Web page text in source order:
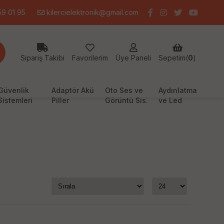
01 95 kilercielektronik@gmail.com
Sipariş Takibi Favorilerim Üye Paneli Sepetim(0)
Adaptör Akü
Piller
Oto Ses ve
Görüntü Sis.
Aydınlatma
ve Led